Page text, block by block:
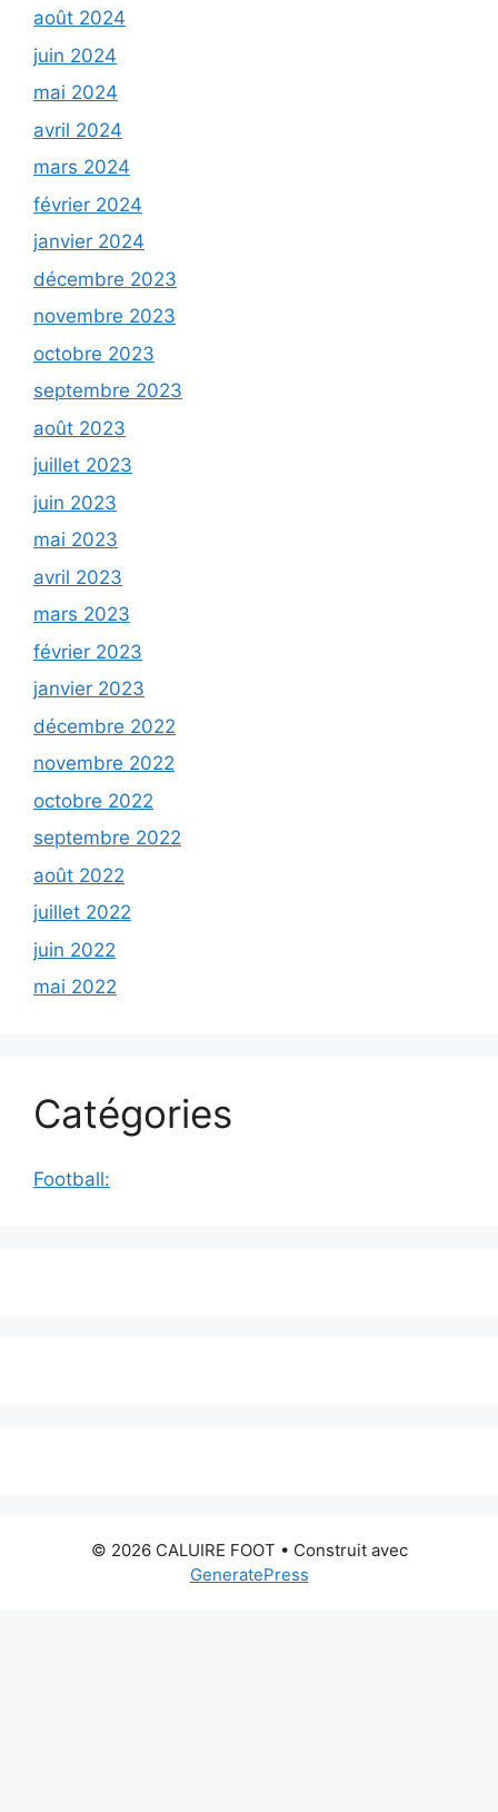
août 2024
juin 2024
mai 2024
avril 2024
mars 2024
février 2024
janvier 2024
décembre 2023
novembre 2023
octobre 2023
septembre 2023
août 2023
juillet 2023
juin 2023
mai 2023
avril 2023
mars 2023
février 2023
janvier 2023
décembre 2022
novembre 2022
octobre 2022
septembre 2022
août 2022
juillet 2022
juin 2022
mai 2022
Catégories
Football:
© 2026 CALUIRE FOOT • Construit avec
GeneratePress